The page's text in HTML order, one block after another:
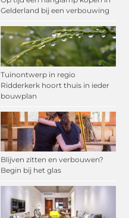
Gelderland bij een verbouwing
Tuinontwerp in regio
Ridderkerk hoort thuis in ieder
bouwplan
Blijven zitten en verbouwen?
Begin bij het glas